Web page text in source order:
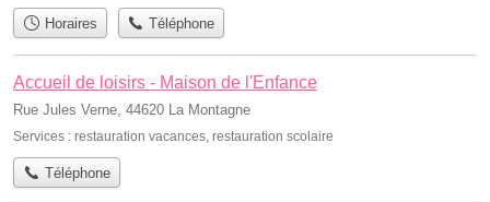
Horaires Téléphone
Accueil de loisirs - Maison de l'Enfance
Rue Jules Verne, 44620 La Montagne
Services : restauration vacances, restauration scolaire
Téléphone